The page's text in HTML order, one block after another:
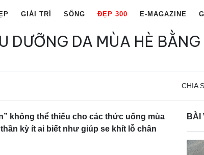
GIẢI TRÍ SỐNG ĐẸP 300 E-MAGAZINE
DƯỠNG DA MÙA HÈ
CHIA
không thể thiếu cho các thức uống mùa
kỳ ít ai biết như giúp se khít lỗ chân
BÀI